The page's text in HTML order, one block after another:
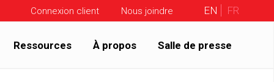
Connexion client Nous joindre EN FR
Ressources À propos Salle de presse